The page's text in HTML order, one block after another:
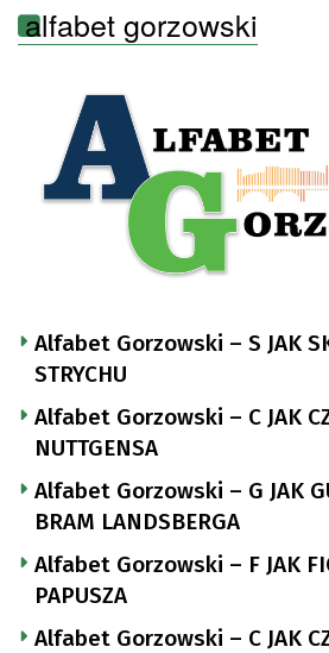
alfabet gorzowski
Alfabet Gorzowski – S JAK
STRYCHU
Alfabet Gorzowski – C JAK
NUTTGENSA
Alfabet Gorzowski – G JAK
BRAM LANDSBERGA
Alfabet Gorzowski – F JAK
PAPUSZA
Alfabet Gorzowski – C JAK